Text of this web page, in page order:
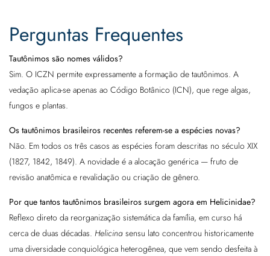
Perguntas Frequentes
Tautônimos são nomes válidos?
Sim. O ICZN permite expressamente a formação de tautônimos. A
vedação aplica-se apenas ao Código Botânico (ICN), que rege algas,
fungos e plantas.
Os tautônimos brasileiros recentes referem-se a espécies novas?
Não. Em todos os três casos as espécies foram descritas no século XIX
(1827, 1842, 1849). A novidade é a alocação genérica — fruto de
revisão anatômica e revalidação ou criação de gênero.
Por que tantos tautônimos brasileiros surgem agora em Helicinidae?
Reflexo direto da reorganização sistemática da família, em curso há
cerca de duas décadas. Helicina sensu lato concentrou historicamente
uma diversidade conquiológica heterogênea, que vem sendo desfeita à